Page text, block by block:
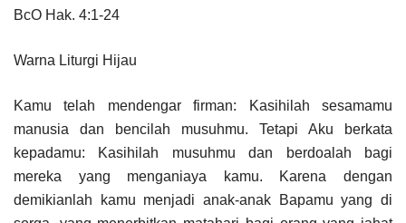
BcO Hak. 4:1-24
Warna Liturgi Hijau
Kamu telah mendengar firman: Kasihilah sesamamu
manusia dan bencilah musuhmu. Tetapi Aku berkata
kepadamu: Kasihilah musuhmu dan berdoalah bagi
mereka yang menganiaya kamu. Karena dengan
demikianlah kamu menjadi anak-anak Bapamu yang di